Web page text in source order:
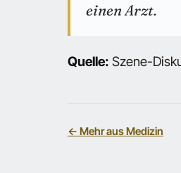
einen Arzt.
Quelle: Szene-
← Mehr aus Medizin